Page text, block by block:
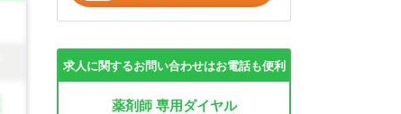
求人に関するお問い合わせはお電話も便利
薬剤師 専用ダイヤル